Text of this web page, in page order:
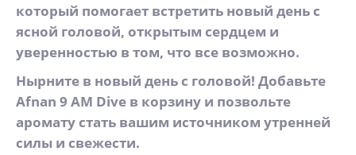
который помогает встретить новый день с
ясной головой, открытым сердцем и
уверенностью в том, что все возможно.
Нырните в новый день с головой! Добавьте
Afnan 9 AM Dive в корзину и позвольте
аромату стать вашим источником утренней
силы и свежести.